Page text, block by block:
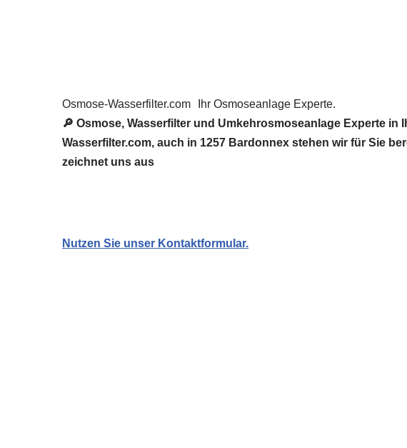
Osmose-Wasserfilter.com
Ihr Osmoseanlage Experte.
🔎 Osmose, Wasserfilter und Umkehrosmoseanlage Experte
Wasserfilter.com, auch in 1257 Bardonnex stehen wir für Sie
zeichnet uns aus
Nutzen Sie unser Kontaktformular.